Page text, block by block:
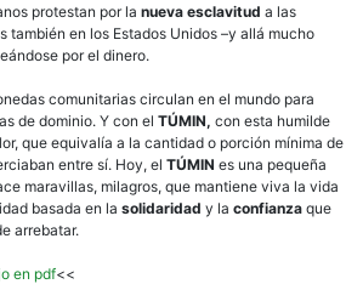
protestan por la nueva esclavitud a las
también en los Estados Unidos –y allá mucho
por el dinero.
comunitarias circulan en el mundo para
de dominio. Y con el TÚMIN, con esta humilde
que equivalía a la cantidad o porción mínima de
entre sí. Hoy, el TÚMIN es una pequeña
maravillas, milagros, que mantiene viva la vida
basada en la solidaridad y la confianza que
arrebatar.
en pdf<<